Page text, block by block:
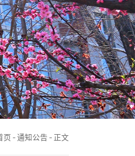
页 - 通知公告 - 正文